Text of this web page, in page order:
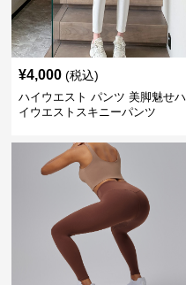
¥4,000 (税込)
ハイウエスト パンツ 美脚魅せハ
イウエストスキニーパンツ